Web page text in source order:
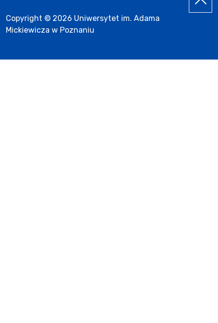
Copyright © 2026 Uniwersytet im. Adama
Mickiewicza w Poznaniu